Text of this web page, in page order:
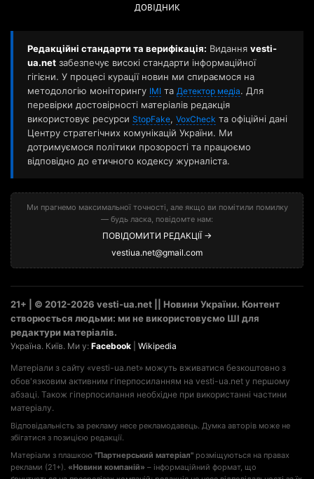
ДОВІДНИК
Редакційні стандарти та верифікація: Видання vesti-
ua.net забезпечує високі стандарти інформаційної
гігієни. У процесі курації новин ми спираємося на
методологію моніторингу ІМІ та Детектор медіа. Для
перевірки достовірності матеріалів редакція
використовує ресурси StopFake, VoxCheck та офіційні дані
Центру стратегічних комунікацій України. Ми
дотримуємося політики прозорості та працюємо
відповідно до етичного кодексу журналіста.
Ми прагнемо максимальної точності, але якщо ви помітили помилку
— будь ласка, повідомте нам:
ПОВІДОМИТИ РЕДАКЦІЇ →
vestiua.net@gmail.com
21+ | © 2012-2026 vesti-ua.net || Новини України. Контент
створюється людьми: ми не використовуємо ШІ для
редактури матеріалів.
Україна. Київ. Ми у: Facebook Wikipedia
Матеріали з сайту «vesti-ua.net» можуть вживатися безкоштовно з
обов'язковим активним гіперпосиланням на vesti-ua.net у першому
абзаці. Також гіперпосилання необхідне при використанні частини
матеріалу.
Відповідальність за рекламу несе рекламодавець. Думка авторів може не
збігатися з позицією редакції.
Матеріали з плашкою "Партнерський матеріал" розміщуються на правах
реклами (21+). «Новини компаній» – інформаційний формат, що